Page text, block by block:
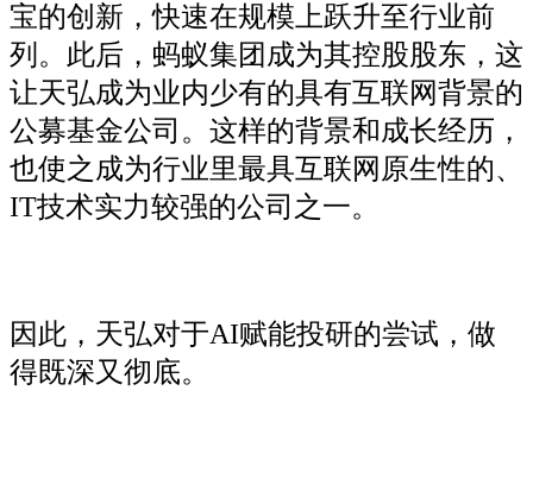
宝的创新，快速在规模上跃升至行业前
列。此后，蚂蚁集团成为其控股股东，这
让天弘成为业内少有的具有互联网背景的
公募基金公司。这样的背景和成长经历，
也使之成为行业里最具互联网原生性的、
IT技术实力较强的公司之一。
因此，天弘对于AI赋能投研的尝试，做
得既深又彻底。